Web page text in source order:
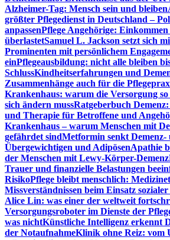
Alzheimer-Tag: Mensch sein und bleiben
größter Pflegedienst in Deutschland –
anpassenPflege Angehörige:
überlastetSamuel L. Jackson setzt sich
Prominenten mit persönlichem
einPflegeausbildung: nicht alle bleiben
SchlussKindheitserfahrungen und
Zusammenhänge auch für die
Krankenhaus: warum die Versorgung
sich ändern mussRatgeberbuch
und Therapie für Betroffene und
Krankenhaus – warum Menschen mit
gefährdet sindMetformin senkt Demenz-
Übergewichtigen und AdipösenApathie
der Menschen mit Lewy-Körper-Demenz
Trauer und finanzielle Belastungen
RisikoPflege bleibt menschlich:
Missverständnissen beim Einsatz
Alice Lin: was einer der weltweit
Versorgungsroboter im Dienste der
was nichtKünstliche Intelligenz erkennt
der NotaufnahmeKlinik ohne Reiz: vom